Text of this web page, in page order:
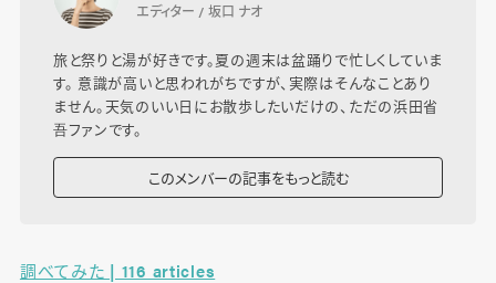
エディター / 坂口 ナオ
旅と祭りと湯が好きです。夏の週末は盆踊りで忙しくしていま
す。 意識が高いと思われがちですが、実際はそんなことあり
ません。天気のいい日にお散歩したいだけの、ただの浜田省
吾ファンです。
このメンバーの記事をもっと読む
調べてみた | 116 articles